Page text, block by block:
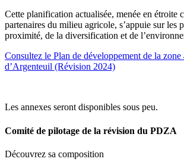
Cette planification actualisée, menée en étroite
partenaires du milieu agricole, s’appuie sur les
proximité, de la diversification et de
Consultez le Plan de développement de la
d’Argenteuil (Révision 2024)
Les annexes seront disponibles sous peu.
Comité de pilotage de la révision du PDZA
Découvrez sa composition